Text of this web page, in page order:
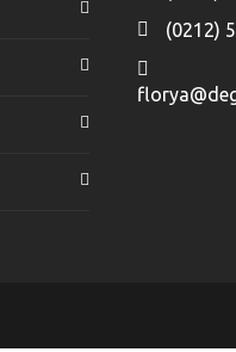
(0212)